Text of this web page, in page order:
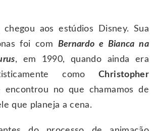
chegou aos estúdios Disney. Sua
foi com Bernardo e Bianca na
, em 1990, quando ainda era
comoChristopher
encontrou no que chamamos de
que planeja a cena.